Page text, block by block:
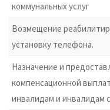
коммунальных услуг
Возмещение
установку телефона.
Назначение и
компенсационной
инвалидам и инвалидам